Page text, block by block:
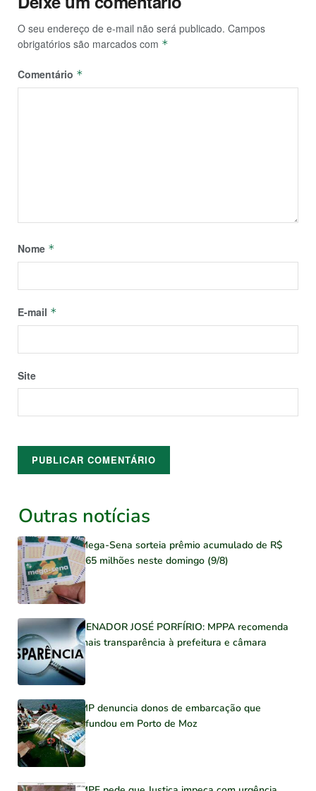
O seu endereço de e-mail não será publicado. Campos
obrigatórios são marcados com *
Comentário *
Nome *
E-mail *
Site
Outras notícias
Mega-Sena sorteia prêmio acumulado de R$
165 milhões neste domingo (9/8)
SENADOR JOSÉ PORFÍRIO: MPPA recomenda
mais transparência à prefeitura e câmara
MP denuncia donos de embarcação que
afundou em Porto de Moz